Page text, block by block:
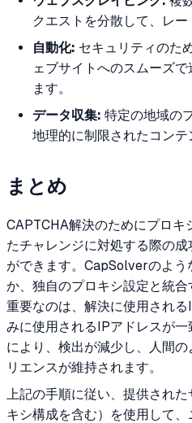
クエストを分散して、レー
自動化: セキュリティのた
ェブサイトへのスムーズ
ます。
データ収集: 特定の地域の
地理的に制限されたコンテ
まとめ
CAPTCHA解決のためにプロキ
たチャレンジに対処する際の
ができます。CapSolverのよう
か、独自のプロキシ設定と統合
重要なのは、解決に使用され
みに使用されるIPアドレスが
により、検出が減少し、人間
リエンスが維持されます。
上記の手順に従い、提供され
キシ構成を含む）を使用して